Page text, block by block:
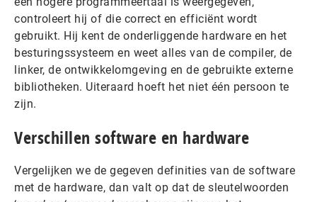
controleert hij of die correct en efficiënt wordt
gebruikt. Hij kent de onderliggende hardware en het
besturingssysteem en weet alles van de compiler, de
linker, de ontwikkelomgeving en de gebruikte externe
bibliotheken. Uiteraard hoeft het niet één persoon te
zijn.
Verschillen software en hardware
Vergelijken we de gegeven definities van de software
met de hardware, dan valt op dat de sleutelwoorden